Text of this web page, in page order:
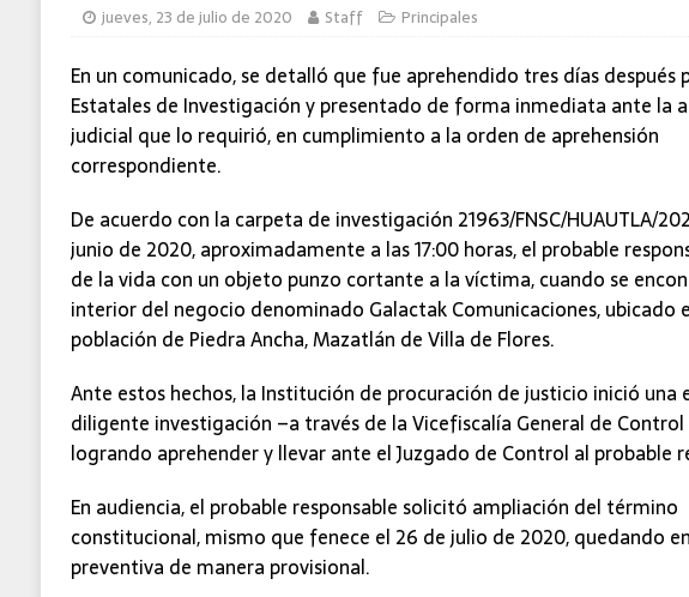
jueves, 23 de julio de 2020 Staff Principales
En un comunicado, se detalló que fue aprehendido tres días después
Estatales de Investigación y presentado de forma inmediata ante la
judicial que lo requirió, en cumplimiento a la orden de aprehensión
correspondiente.
De acuerdo con la carpeta de investigación 21963/FNSC/HUAUTLA/
junio de 2020, aproximadamente a las 17:00 horas, el probable
de la vida con un objeto punzo cortante a la víctima, cuando se
interior del negocio denominado Galactak Comunicaciones, ubicado
población de Piedra Ancha, Mazatlán de Villa de Flores.
Ante estos hechos, la Institución de procuración de justicio inició una
diligente investigación –a través de la Vicefiscalía General de
logrando aprehender y llevar ante el Juzgado de Control al probable
En audiencia, el probable responsable solicitó ampliación del término
constitucional, mismo que fenece el 26 de julio de 2020, quedando
preventiva de manera provisional.